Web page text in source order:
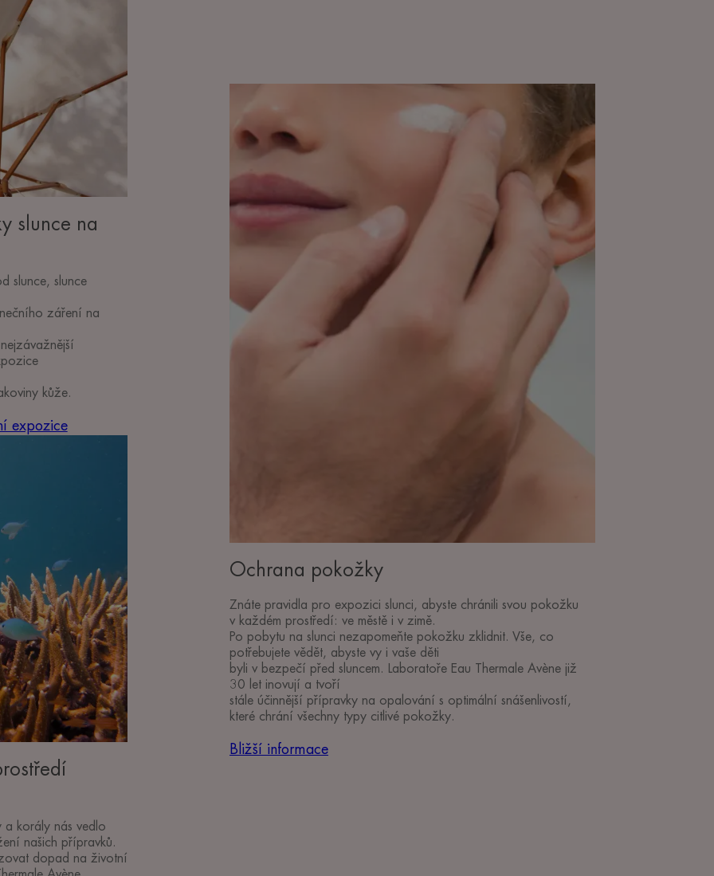
slunce na
slunce, slunce
záření na
kůže.
expozice
a korály nás vedlo
našich přípravků.
dopad na životní
informace
Ochrana
pokožky
Ochrana pokožky
Znáte pravidla pro expozici slunci, abyste chránili svou pokožku
v každém prostředí: ve městě i v zimě.
Po pobytu na slunci nezapomeňte pokožku zklidnit. Vše, co
potřebujete vědět, abyste vy i vaše děti
byli v bezpečí před sluncem. Laboratoře Eau Thermale Avène již
30 let inovují a tvoří
stále účinnější přípravky na opalování s optimální snášenlivostí,
které chrání všechny typy citlivé pokožky.
Bližší informace